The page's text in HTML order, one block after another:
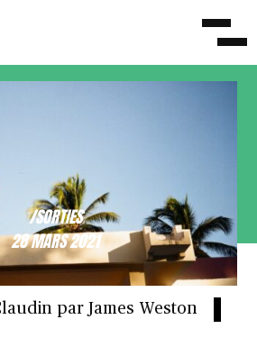
/SORTIES
28 MARS 2021
par James Weston